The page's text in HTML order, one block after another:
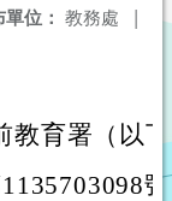
位： 教務處 |
教育署（以